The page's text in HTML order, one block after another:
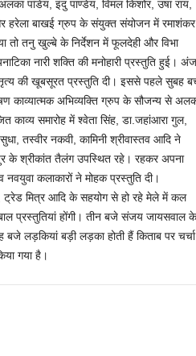
पांडेय, इंदु पाण्डेय, विमल किशोर, उषा राय,
हरेला बाखई ग्रुप के संयुक्त संयोजन में रमाशंकर
तो तनु खुल्बे के निर्देशन में फूलदेही और विभा
नारी शक्ति की मनोहारी प्रस्तुति हुई।
की खूबसूरत प्रस्तुति दी। इससे पहले सुबह
काव्यात्मक अभिव्यक्ति ग्रुप के सौजन्य से
काव्य समारोह में श्वेता सिंह, डा.जहांआरा गुल,
तस्वीर नकवी, कामिनी श्रीवास्तव आदि ने
के श्रीकांत तैलंग उपस्थित रहे। रहकर अपना
कलाकारों ने मोहक प्रस्तुति दी।
मित्र आदि के सहयोग से हो रहे मेले में कल
प्रस्तुतियां होंगी। तीन बजे संजय जायसवाल के
लड़कियां बड़ी लड़का होती हैं किताब पर चर्चा
गया है।